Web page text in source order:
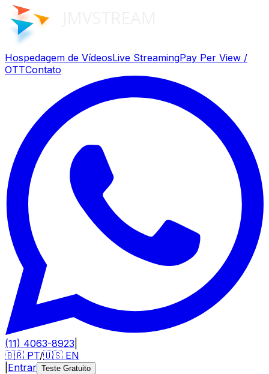
Hospedagem de VídeosLive StreamingPay Per View /
OTTContato
(11) 4063-8923
🇧🇷 PT/🇺🇸 EN
Entrar Teste Gratuito